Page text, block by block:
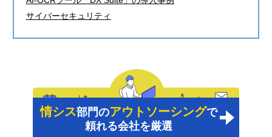
サイバーセキュリティ
情シス部門のアウトソーシングで
頼れる会社を厳選